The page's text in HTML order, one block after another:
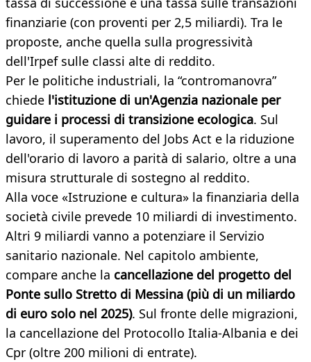
finanziarie (con proventi per 2,5 miliardi). Tra le
proposte, anche quella sulla progressività
dell'Irpef sulle classi alte di reddito.
Per le politiche industriali, la “contromanovra”
chiede l'istituzione di un'Agenzia nazionale per
guidare i processi di transizione ecologica. Sul
lavoro, il superamento del Jobs Act e la riduzione
dell'orario di lavoro a parità di salario, oltre a una
misura strutturale di sostegno al reddito.
Alla voce «Istruzione e cultura» la finanziaria della
società civile prevede 10 miliardi di investimento.
Altri 9 miliardi vanno a potenziare il Servizio
sanitario nazionale. Nel capitolo ambiente,
compare anche la cancellazione del progetto del
Ponte sullo Stretto di Messina (più di un miliardo
di euro solo nel 2025). Sul fronte delle migrazioni,
la cancellazione del Protocollo Italia-Albania e dei
Cpr (oltre 200 milioni di entrate).